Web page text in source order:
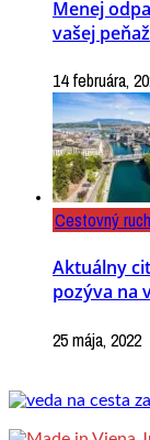
Menej
vašej
14 februára,
Cestovný ruch
Aktuálny
pozýva na
25 mája, 2022